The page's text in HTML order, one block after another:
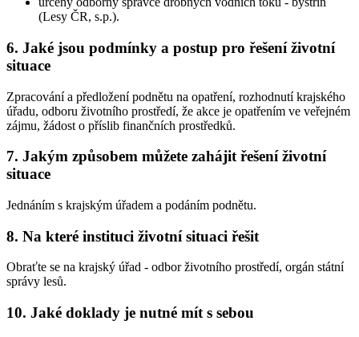
(Lesy ČR, s.p.).
6. Jaké jsou podmínky a postup pro řešení životní
situace
Zpracování a předložení podnětu na opatření, rozhodnutí krajského
úřadu, odboru životního prostředí, že akce je opatřením ve veřejném
zájmu, žádost o příslib finančních prostředků.
7. Jakým způsobem můžete zahájit řešení životní
situace
Jednáním s krajským úřadem a podáním podnětu.
8. Na které instituci životní situaci řešit
Obraťte se na krajský úřad - odbor životního prostředí, orgán státní
správy lesů.
10. Jaké doklady je nutné mít s sebou